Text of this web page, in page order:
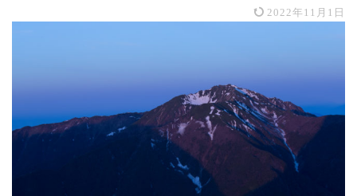
2022年11月1日